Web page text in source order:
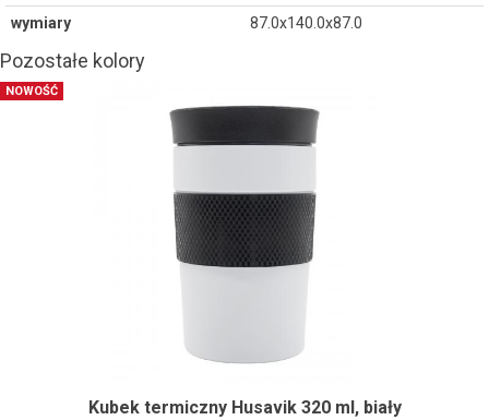
wymiary
87.0x140.0x87.0
Pozostałe kolory
NOWOŚĆ
Kubek termiczny Husavik 320 ml, biały